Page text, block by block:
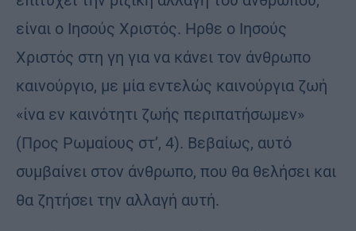
είναι ο Ιησούς Χριστός. Ηρθε ο Ιησούς
Χριστός στη γη για να κάνει τον άνθρωπο
καινούργιο, με μία εντελώς καινούργια ζωή
«ίνα εν καινότητι ζωής περιπατήσωμεν»
(Προς Ρωμαίους στ’, 4). Βεβαίως, αυτό
συμβαίνει στον άνθρωπο, που θα θελήσει και
θα ζητήσει την αλλαγή αυτή.